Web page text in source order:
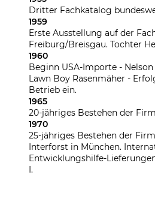
Dritter Fachkatalog
1959
Erste Ausstellung auf der
Freiburg/Breisgau. Tochter
1960
Beginn USA-Importe -
Lawn Boy Rasenmäher -
Betrieb ein.
1965
20-jähriges Bestehen der
1970
25-jähriges Bestehen der
Interforst in München.
Entwicklungshilfe-
I.